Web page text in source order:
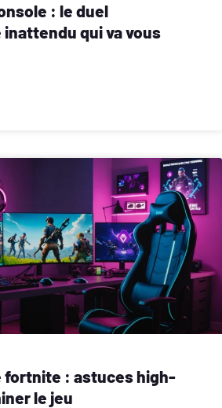
: le duel
qui va vous
fortnite : astuces high-
le jeu